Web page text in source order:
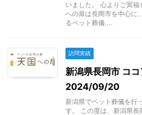
いました。 心よりご冥
への扉は長岡市を中心に
るペット葬儀 ...
訪問実績
新潟県長岡市 コ
2024/09/20
新潟県でペット葬儀を行
す。 この度は、新潟県